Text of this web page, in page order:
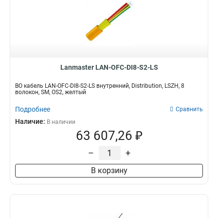
Lanmaster LAN-OFC-DI8-S2-LS
ВО кабель LAN-OFC-DI8-S2-LS внутренний, Distribution, LSZH, 8
волокон, SM, OS2, желтый
Подробнее Сравнить
Наличие: В наличии
63 607,26 ₽
– +
В корзину